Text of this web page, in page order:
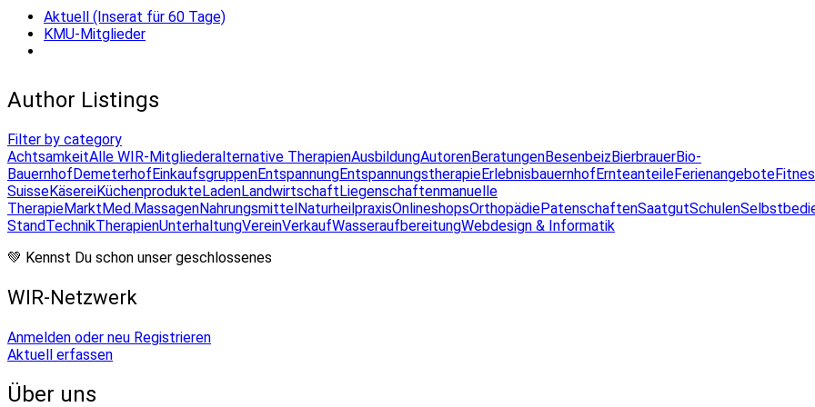
Aktuell (Inserat für 60 Tage)
KMU-Mitglieder
Author Listings
Filter by category
AchtsamkeitAlle WIR-Mitgliederalternative TherapienAusbildungAutorenBeratungenBesenbeizBierbrauerBio-
BauernhofDemeterhofEinkaufsgruppenEntspannungEntspannungstherapieErlebnisbauernhofErnteanteileFerienangebote
SuisseKäsereiKüchenprodukteLadenLandwirtschaftLiegenschaftenmanuelle
TherapieMarktMed.MassagenNahrungsmittelNaturheilpraxisOnlineshopsOrthopädiePatenschaftenSaatgutSchulen
StandTechnikTherapienUnterhaltungVereinVerkaufWasseraufbereitungWebdesign & Informatik
💚 Kennst Du schon unser geschlossenes
WIR-Netzwerk
Anmelden oder neu Registrieren
Aktuell erfassen
Über uns